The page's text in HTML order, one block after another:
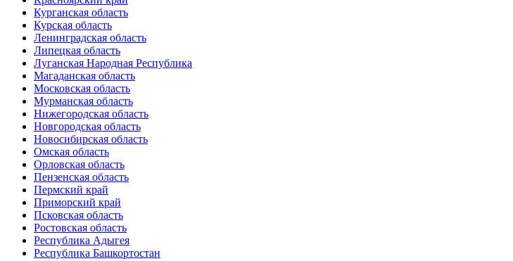
Курганская область
Курская область
Ленинградская область
Липецкая область
Луганская Народная Республика
Магаданская область
Московская область
Мурманская область
Нижегородская область
Новгородская область
Новосибирская область
Омская область
Орловская область
Пензенская область
Пермский край
Приморский край
Псковская область
Ростовская область
Республика Адыгея
Республика Башкортостан